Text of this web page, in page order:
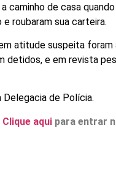
caminho de casa
roubaram sua carteira.
atitude suspeita
detidos, e em revista
Delegacia de Polícia.
Clique aqui para entrar